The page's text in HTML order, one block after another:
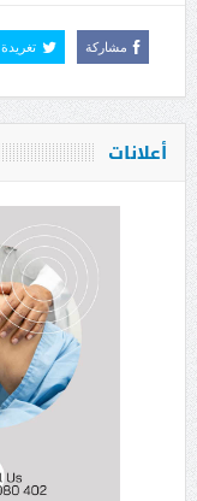
مشاركة تغريدة
أعلانات